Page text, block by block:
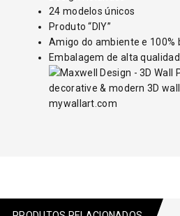
24 modelos únicos
Produto “DIY”
Amigo do ambiente e 100%
Embalagem de alta